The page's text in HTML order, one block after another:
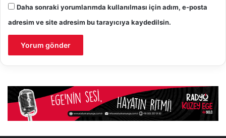
Daha sonraki yorumlarımda kullanılması için adım, e-posta
adresim ve site adresim bu tarayıcıya kaydedilsin.